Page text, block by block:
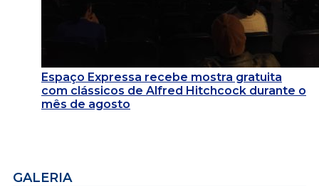
Espaço Expressa recebe mostra gratuita
com clássicos de Alfred Hitchcock durante o
mês de agosto
GALERIA